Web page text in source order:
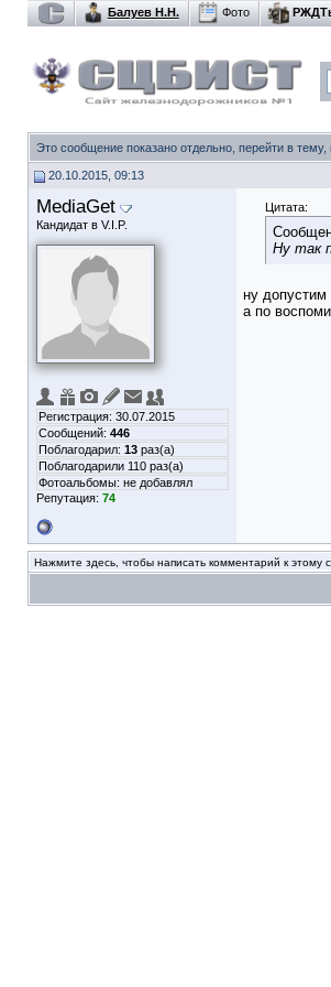
Балуев Н.Н. Фото
Это сообщение показано отдельно, перейти в
20.10.2015, 09:13
MediaGet
Кандидат в V.I.P.
Регистрация: 30.07.2015
Сообщений: 446
Поблагодарил: 13 раз(а)
Поблагодарили 110 раз(а)
Фотоальбомы: не добавлял
Репутация: 74
Цитата:
Ну так
ну допустим
а по
Нажмите здесь, чтобы написать комментарий к этому